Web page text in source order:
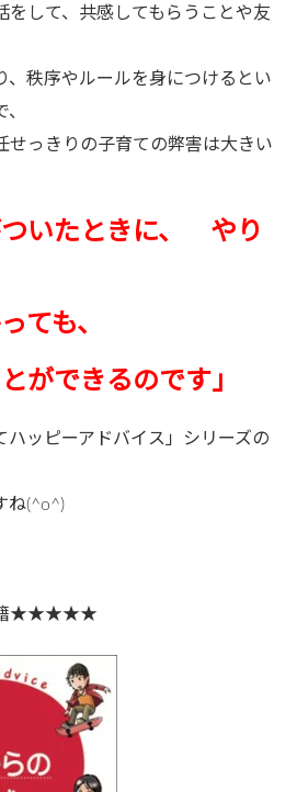
をして、共感してもらうことや友
、秩序やルールを身につけるとい
せっきりの子育ての弊害は大きい
ついたときに、 やり
ても、
ができるのです」
ハッピーアドバイス」シリーズの
ね(^o^)
籍★★★★★